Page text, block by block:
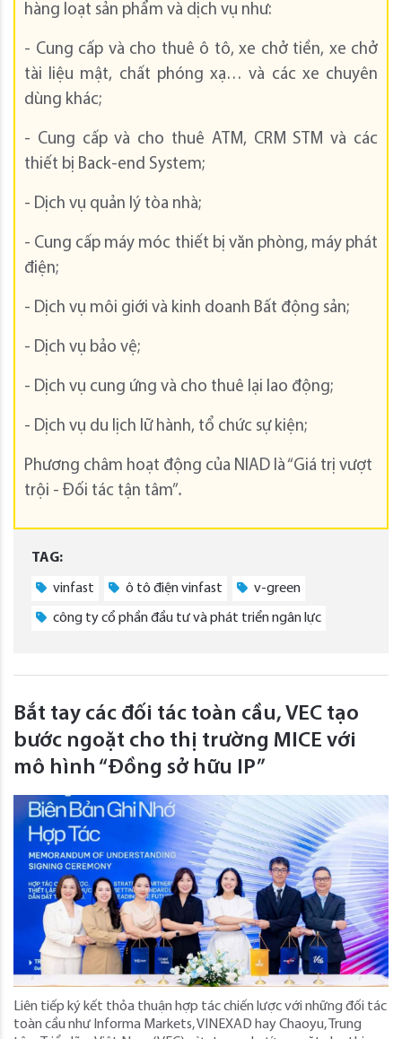
hàng loạt sản phẩm và dịch vụ như:
- Cung cấp và cho thuê ô tô, xe chở tiền, xe chở
tài liệu mật, chất phóng xạ… và các xe chuyên
dùng khác;
- Cung cấp và cho thuê ATM, CRM STM và các
thiết bị Back-end System;
- Dịch vụ quản lý tòa nhà;
- Cung cấp máy móc thiết bị văn phòng, máy phát
điện;
- Dịch vụ môi giới và kinh doanh Bất động sản;
- Dịch vụ bảo vệ;
- Dịch vụ cung ứng và cho thuê lại lao động;
- Dịch vụ du lịch lữ hành, tổ chức sự kiện;
Phương châm hoạt động của NIAD là “Giá trị vượt
trội - Đối tác tận tâm”.
TAG:
vinfast ô tô điện vinfast v-green
công ty cổ phần đầu tư và phát triển ngân lực
Bắt tay các đối tác toàn cầu, VEC tạo
bước ngoặt cho thị trường MICE với
mô hình “Đồng sở hữu IP”
Liên tiếp ký kết thỏa thuận hợp tác chiến lược với những đối tác
toàn cầu như Informa Markets, VINEXAD hay Chaoyu, Trung